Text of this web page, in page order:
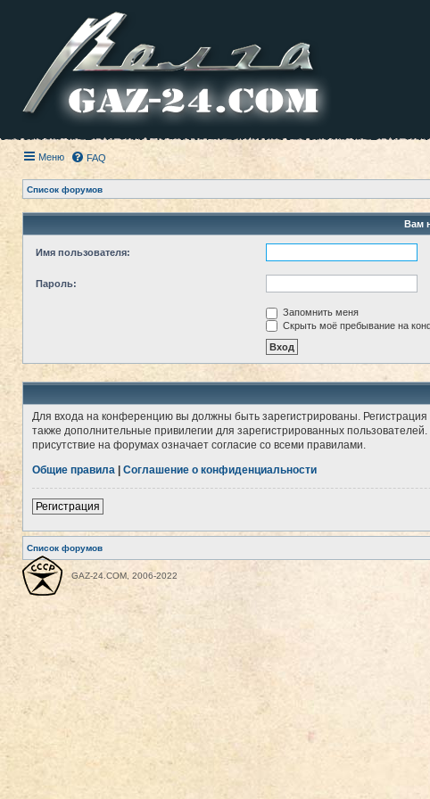
Меню FAQ
Список форумов
Вам
Имя пользователя:
Пароль:
Запомнить меня
Скрыть моё пребывание на
Для входа на конференцию вы должны быть зарегистрированы.
также дополнительные привилегии для зарегистрированных
присутствие на форумах означает согласие со всеми правилами.
Общие правила
Соглашение о конфиденциальности
Регистрация
Список форумов
GAZ-24.COM, 2006-2022